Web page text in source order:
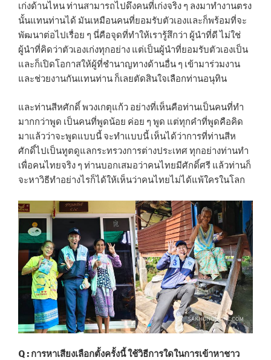
เก่งด้านไหน ท่านสามารถไปดึงคนที่เก่งจริง ๆ ลงมาทำงานตรง
นั้นแทนท่านได้ มันเหมือนคนที่ยอมรับตัวเองและก็พร้อมที่จะ
พัฒนาต่อไปเรื่อย ๆ นี่คือจุดที่ทำให้เรารู้สึกว่า ผู้นำที่ดี ไม่ใช่
ผู้นำที่คิดว่าตัวเองเก่งทุกอย่าง แต่เป็นผู้นำที่ยอมรับตัวเองเป็น
และก็เปิดโอกาสให้ผู้ที่ชำนาญทางด้านอื่น ๆ เข้ามาร่วมงาน
และช่วยงานกันแทนท่าน ก็เลยตัดสินใจเลือกท่านอนุทิน
และท่านสีหศักดิ์ พวงเกตุแก้ว อย่างที่เห็นคือท่านเป็นคนที่ทำ
มากกว่าพูด เป็นคนที่พูดน้อย ค่อย ๆ พูด แต่ทุกคำที่พูดคือคิด
มาแล้วว่าจะพูดแบบนี้ จะทำแบบนี้ เห็นได้ว่าการที่ท่านสีห
ศักดิ์ไปเป็นทูตดูแลกระทรวงการต่างประเทศ ทุกอย่างท่านทำ
เพื่อคนไทยจริง ๆ ท่านบอกเสมอว่าคนไทยมีศักดิ์ศรี แล้วท่านก็
จะหาวิธีทำอย่างไรก็ได้ให้เห็นว่าคนไทยไม่ได้แพ้ใครในโลก
Q : การหาเสียงเลือกตั้งครั้งนี้ ใช้วิธีการใดในการเข้าหาชาว